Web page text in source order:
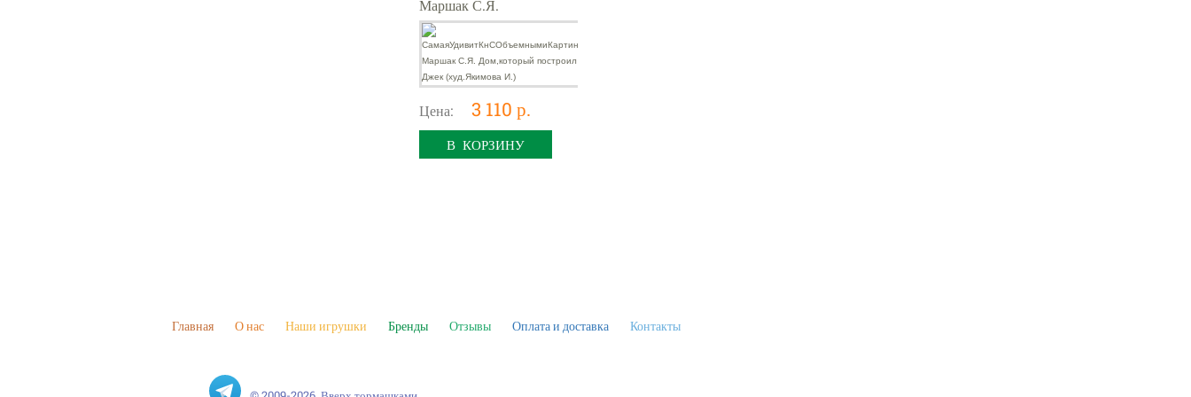
Маршак С.Я.
Дом,который
построил Джек
(худ.Якимова И.)
Цена: 3 110 р.
В КОРЗИНУ
Главная О нас Наши игрушки Бренды Отзывы Оплата и доставка Контакты